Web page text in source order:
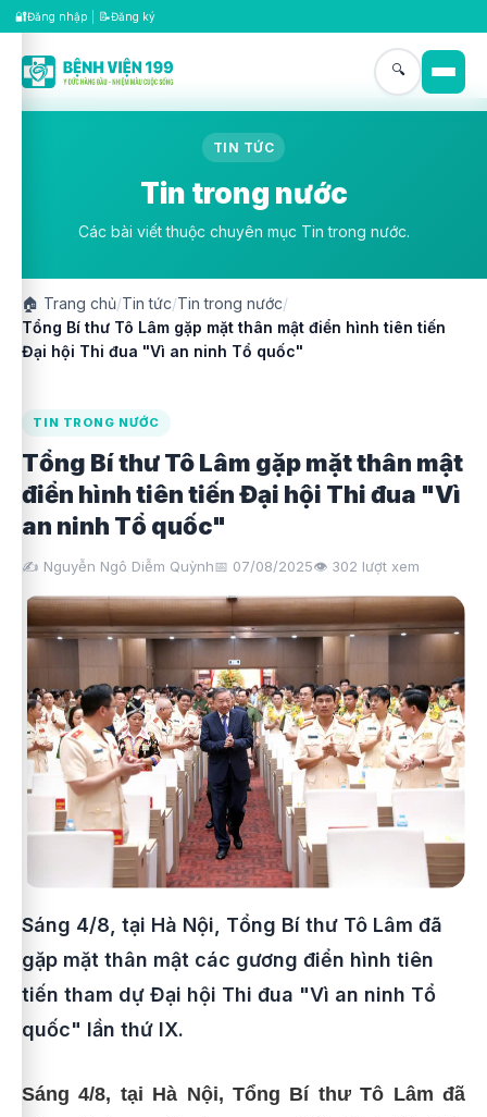
🔐Đăng nhập 📝Đăng ký
🔍
TIN TỨC
Tin trong nước
Các bài viết thuộc chuyên mục Tin trong nước.
🏠 Trang chủ/Tin tức/Tin trong nước/
Tổng Bí thư Tô Lâm gặp mặt thân mật điển hình tiên tiến
Đại hội Thi đua "Vì an ninh Tổ quốc"
TIN TRONG NƯỚC
Tổng Bí thư Tô Lâm gặp mặt thân mật
điển hình tiên tiến Đại hội Thi đua "Vì
an ninh Tổ quốc"
✍️ Nguyễn Ngô Diễm Quỳnh📅 07/08/2025👁️ 302 lượt xem
Sáng 4/8, tại Hà Nội, Tổng Bí thư Tô Lâm đã
gặp mặt thân mật các gương điển hình tiên
tiến tham dự Đại hội Thi đua "Vì an ninh Tổ
quốc" lần thứ IX.
Sáng 4/8, tại Hà Nội, Tổng Bí thư Tô Lâm đã